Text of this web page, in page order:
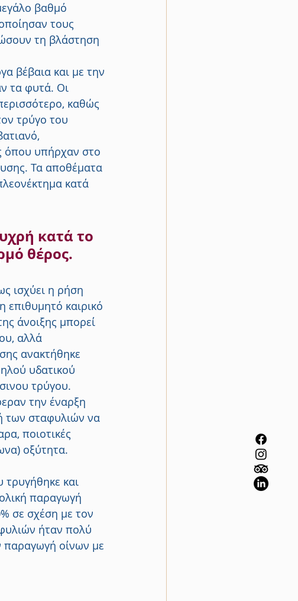
βαθμό
τους
τη βλάστηση
βέβαια και με την
τα φυτά. Οι
καθώς
τρύγο του
όπου υπήρχαν στο
Τα αποθέματα
κατά
κατά το
θέρος.
ισχύει η ρήση
επιθυμητό καιρικό
άνοιξης μπορεί
αλλά
ανακτήθηκε
υδατικού
τρύγου.
την έναρξη
των σταφυλιών να
ποιοτικές
οξύτητα.
τρυγήθηκε και
παραγωγή
σε σχέση με τον
ήταν πολύ
παραγωγή οίνων με